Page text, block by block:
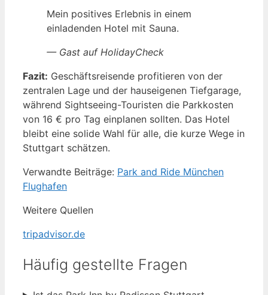
Mein positives Erlebnis in einem
einladenden Hotel mit Sauna.
— Gast auf HolidayCheck
Fazit: Geschäftsreisende profitieren von der
zentralen Lage und der hauseigenen Tiefgarage,
während Sightseeing-Touristen die Parkkosten
von 16 € pro Tag einplanen sollten. Das Hotel
bleibt eine solide Wahl für alle, die kurze Wege in
Stuttgart schätzen.
Verwandte Beiträge: Park and Ride München
Flughafen
Weitere Quellen
tripadvisor.de
Häufig gestellte Fragen